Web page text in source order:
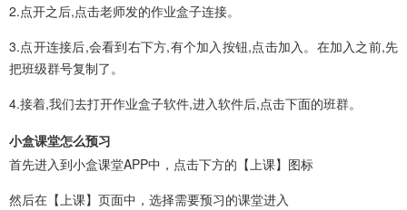
2.点开之后,点击老师发的作业盒子连接。
3.点开连接后,会看到右下方,有个加入按钮,点击加入。在加入之前,先
把班级群号复制了。
4.接着,我们去打开作业盒子软件,进入软件后,点击下面的班群。
小盒课堂怎么预习
首先进入到小盒课堂APP中，点击下方的【上课】图标
然后在【上课】页面中，选择需要预习的课堂进入